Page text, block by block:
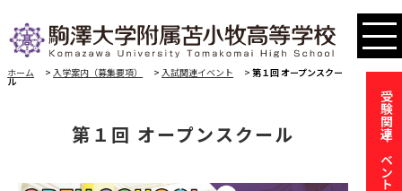
受験関連イベント
ホーム >入学案内（募集要項） >入試関連イベント >第１回 オープンスクー
ル
第１回 オープンスクール